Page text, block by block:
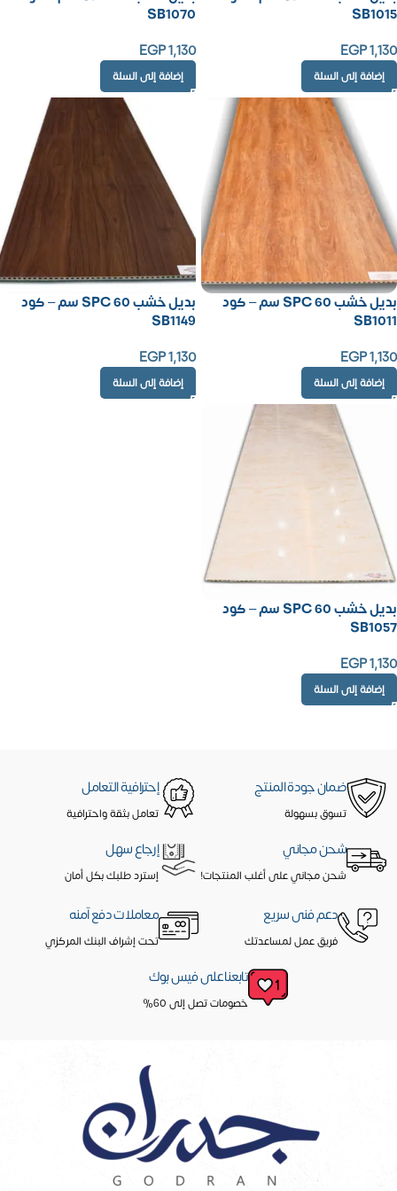
SB1015
EGP1,130
إضافة إلى السلة
SB1070
EGP1,130
إضافة إلى السلة
بديل خشب SPC 60 سم – كود
SB1011
EGP1,130
إضافة إلى السلة
بديل خشب SPC 60 سم – كود
SB1149
EGP1,130
إضافة إلى السلة
بديل خشب SPC 60 سم – كود
SB1057
EGP1,130
إضافة إلى السلة
ضمان جودة المنتج
تسوق بسهولة
إحترافية التعامل
تعامل بثقة واحترافية
شحن مجاني
شحن مجاني على أغلب المنتجات!
إرجاع سهل
إسترد طلبك بكل أمان
دعم فنى سريع
فريق عمل لمساعدتك
معاملات دفع آمنه
تحت إشراف البنك المركزي
تابعنا على فيس بوك
خصومات تصل إلى 60%